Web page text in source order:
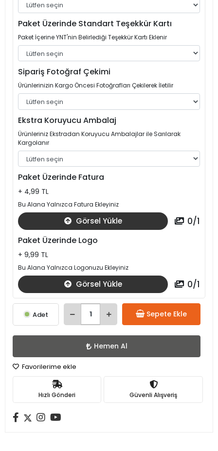
Paket Üzerinde Standart Teşekkür Kartı
Paket İçerine YNT'nin Belirlediği Teşekkür Kartı Eklenir
Sipariş Fotoğraf Çekimi
Ürünlerinizin Kargo Öncesi Fotoğrafları Çekilerek İletilir
Ekstra Koruyucu Ambalaj
Ürünleriniz Ekstradan Koruyucu Ambalajlar ile Sarılarak
Kargolanır
Paket Üzerinde Fatura
+ 4,99 TL
Bu Alana Yalnızca Fatura Ekleyiniz
Görsel Yükle 0/1
Paket Üzerinde Logo
+ 9,99 TL
Bu Alana Yalnızca Logonuzu Ekleyiniz
Görsel Yükle 0/1
Adet Sepete Ekle
Hemen Al
Favorilerime ekle
Hızlı Gönderi Güvenli Alışveriş